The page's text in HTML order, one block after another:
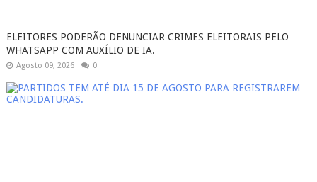
ELEITORES PODERÃO DENUNCIAR CRIMES ELEITORAIS PELO
WHATSAPP COM AUXÍLIO DE IA.
Agosto 09, 2026 0